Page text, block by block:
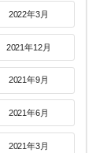
2022年3月
2021年12月
2021年9月
2021年6月
2021年3月